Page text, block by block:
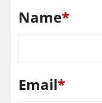
Name*
Email*